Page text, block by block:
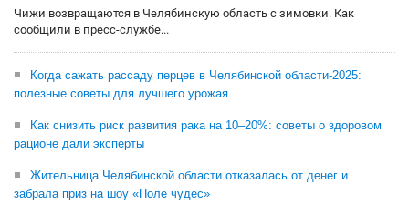
Чижи возвращаются в Челябинскую область с зимовки. Как
сообщили в пресс-службе...
Когда сажать рассаду перцев в Челябинской области-2025:
полезные советы для лучшего урожая
Как снизить риск развития рака на 10–20%: советы о здоровом
рационе дали эксперты
Жительница Челябинской области отказалась от денег и
забрала приз на шоу «Поле чудес»